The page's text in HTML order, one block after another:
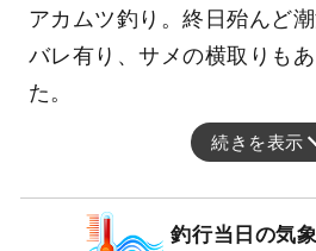
アカムツ釣り。終日殆んど
バレ有り、サメの横取りも
た。
続きを表示
釣行当日の気